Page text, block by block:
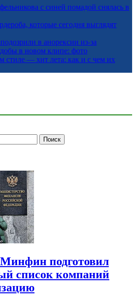
с синей помадой снялась в
которые сегодня выглядят
в анорексии из-за
в новом клипе: фото
стиле — хит лета: как и с чем их
подготовил
список компаний